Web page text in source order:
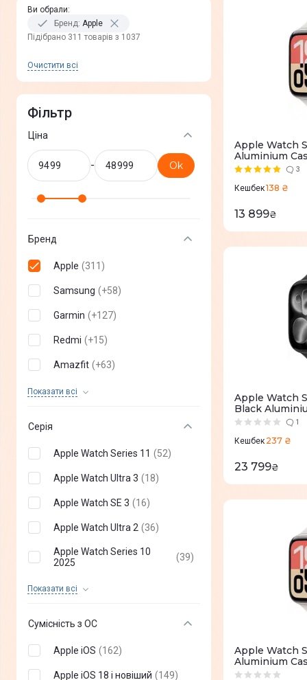
Ви обрали:
Бренд: Apple
Пiдiбрано 311 товарів з 1037
Очистити всi
Фільтр
Ціна
- Ok
Бренд
Apple (311 )
Samsung (+58)
Garmin (+127)
Redmi (+15)
Amazfit (+63)
Показати всi
Huawei
AmiGo
Black Shark
Серія
Apple Watch Series 11 (52)
Apple Watch Ultra 3 (18)
Apple Watch SE 3 (16)
Apple Watch Ultra 2 (36)
Apple Watch Series 10
2025
(39)
Показати всiApple Watch Series 10
Сумісність з ОС
Apple iOS (162)
Apple iOS 18 і новіший (149)
Apple Watch
Aluminium
Band - S/M
3
Кешбек138 ₴
13 899₴
Apple Watch
Black
Band - M/L
1
Кешбек 237 ₴
23 799₴
Apple Watch
Aluminium
Band - S/M